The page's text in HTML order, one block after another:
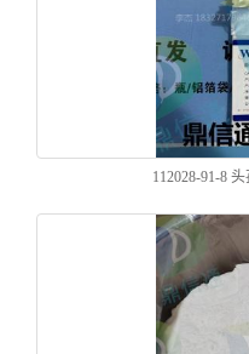
112028-91-8